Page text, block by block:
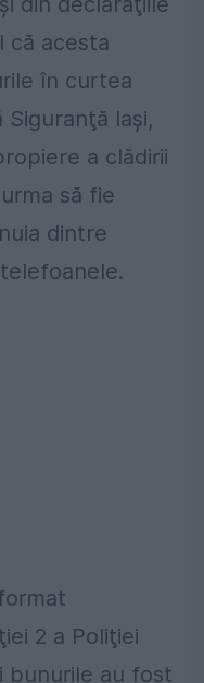
că acesta
în curtea
Iaşi,
a clădirii
să fie
dintre
2 a Poliţiei
bunurile au fost